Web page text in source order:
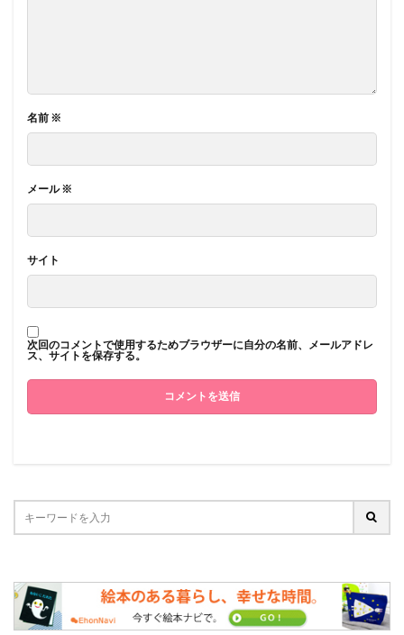
名前 ※
メール※
サイト
次回のコメントで使用するためブラウザーに自分の名前、メールアドレ
ス、サイトを保存する。